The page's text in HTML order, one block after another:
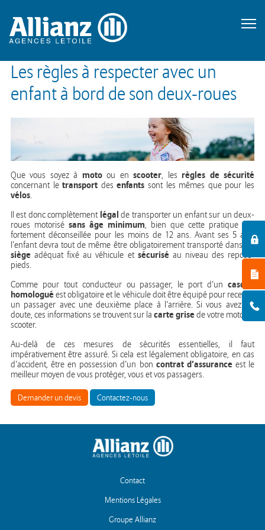
Les règles à respecter avec un
enfant à bord de son deux-roues
Que vous soyez à motoou enscooter, les règles de sécurité
concernant letransport desenfants sont les mêmes que pour les
vélos.
Il est donc complètement légal de transporter un enfant sur un deux-
roues motorisé sans âge minimum, bien que cette pratique soit
fortement déconseillée pour les moins de 12 ans. Avant ses 5 ans,
l’enfant devra tout de même être obligatoirement transporté dans un
siège adéquat fixé au véhicule et sécuriséau niveau des repose-
pieds.
Comme pour tout conducteur ou passager, le port d’un casque
homologuéest obligatoire et le véhicule doit être équipé pour recevoir
un passager avec une deuxième place à l’arrière. Si vous avez un
doute, ces informations se trouvent sur la carte grisede votre moto ou
scooter.
Au-delà de ces mesures de sécurités essentielles, il faut
impérativement être assuré. Si cela est légalement obligatoire, en cas
d’accident, être en possession d’un bon contrat d’assuranceest le
meilleur moyen de vous protéger, vous et vos passagers.
Demander un devis Contactez-nous
Contact
Mentions Légales
Groupe Allianz